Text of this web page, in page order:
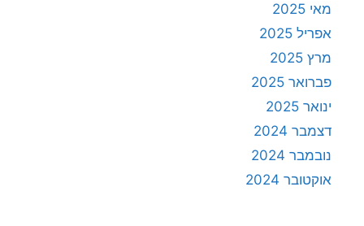
מאי 2025
אפריל 2025
מרץ 2025
פברואר 2025
ינואר 2025
דצמבר 2024
נובמבר 2024
אוקטובר 2024